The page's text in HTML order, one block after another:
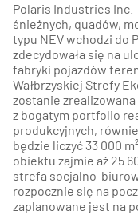
Polaris Industries
śnieżnych, quadów,
typu NEV wchodzi do
zdecydowała się na
fabryki pojazdów
Wałbrzyskiej Strefy
zostanie
z bogatym portfolio
produkcyjnych,
będzie liczyć 33 000
obiektu zajmie aż 25
strefa socjalno-
rozpocznie się na
zaplanowane jest na